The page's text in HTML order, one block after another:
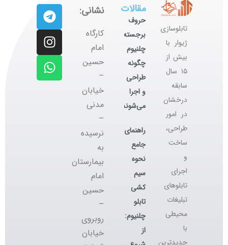
تابلوسازی
ژیوار با
بیش از
۱۵ سال
سابقه
درخشان
در امور
طراحی،
ساخت
و
اجرای
تابلوهای
تبلیغات
محیطی
با
جدیدترین
مقالات
حروف
برجسته
چلنیوم
چگونه
طراحی
و اجرا
می‌شوند؟
راهنمای
جامع
نحوه
سیم
کشی
تابلو
چلنیوم:
از
نشانی:
کارگاه
‌امام
حسین
–
خیابان
مدنی
–
نرسیده
به
بیمارستان
امام
حسین
–
روبروی
خیابان